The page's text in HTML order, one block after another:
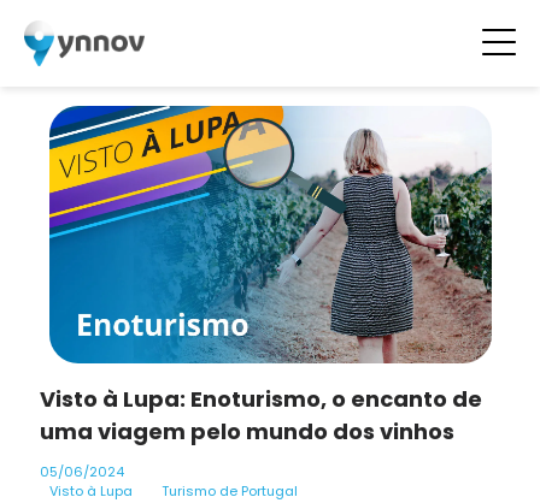
Visto à Lupa: Enoturismo, o encanto de
uma viagem pelo mundo dos vinhos
05/06/2024
Visto à Lupa
Turismo de Portugal